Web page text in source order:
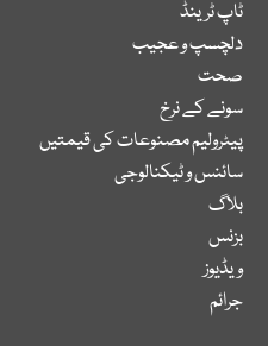
ٹاپ ٹرینڈ
دلچسپ و عجیب
صحت
سونے کے نرخ
پیٹرولیم مصنوعات کی قیمتیں
سائنس و ٹیکنالوجی
بلاگ
بزنس
ویڈیوز
جرائم